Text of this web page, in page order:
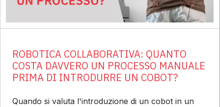
ROBOTICA COLLABORATIVA: QUANTO
COSTA DAVVERO UN PROCESSO MANUALE
PRIMA DI INTRODURRE UN COBOT?
Quando si valuta l'introduzione di un cobot in un